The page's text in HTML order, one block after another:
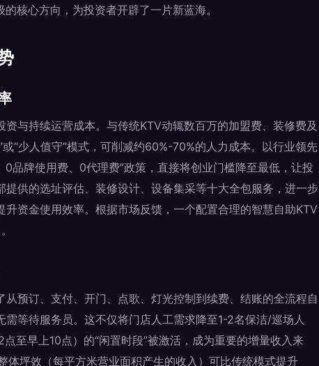
核心方向，为投资者开辟了一片新蓝海。
与持续运营成本。与传统KTV动辄数百万的加盟费、装修费及
“少人值守”模式，可削减约60%-70%的人力成本。以行业领先
品牌使用费、0代理费”政策，直接将创业门槛降至最低，让投
供的选址评估、装修设计、设备集采等十大全包服务，进一步
资金使用效率。根据市场反馈，一个配置合理的智慧自助KTV
预订、支付、开门、点歌、灯光控制到续费、结账的全流程自
等待服务员。这不仅将门店人工需求降至1-2名保洁/巡场人
至早上10点）的“闲置时段”被激活，成为重要的增量收入来
坪效（每平方米营业面积产生的收入）可比传统模式提升